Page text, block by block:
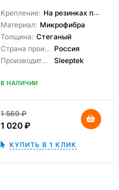
Крепление: На резинках по углам
Материал: Микрофибра
Толщина: Стеганый
Страна производитель: Россия
Производитель:
Sleeptek
В НАЛИЧИИ
1 569₽
1 020₽
КУПИТЬ В 1 КЛИК